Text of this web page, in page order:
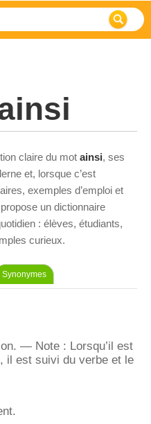
claire du mot ainsi, ses
et, lorsque c’est
exemples d’emploi et
un dictionnaire
: élèves, étudiants,
curieux.
Synonymes
— Note : Lorsqu’il est
il est suivi du verbe et le